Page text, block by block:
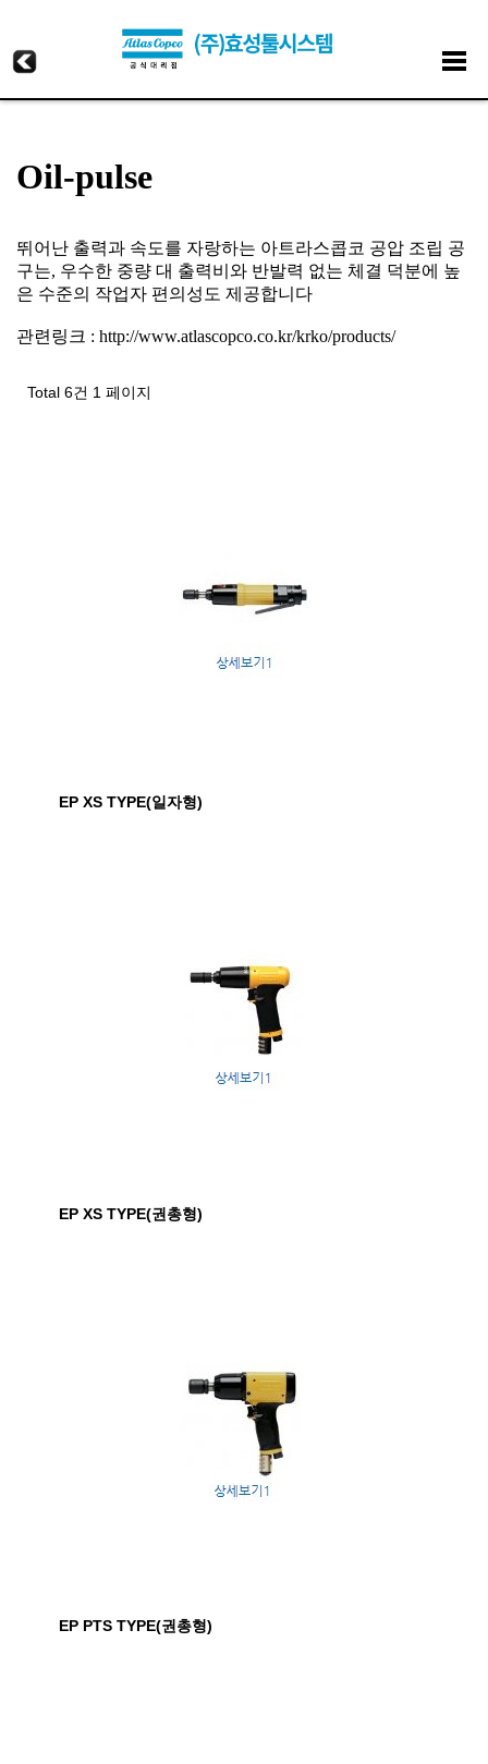
Oil-pulse
뛰어난 출력과 속도를 자랑하는 아트라스콥코 공압 조립 공
구는, 우수한 중량 대 출력비와 반발력 없는 체결 덕분에 높
은 수준의 작업자 편의성도 제공합니다
관련링크 : http://www.atlascopco.co.kr/krko/products/
Total 6건 1 페이지
EP XS TYPE(일자형)
EP XS TYPE(권총형)
EP PTS TYPE(권총형)